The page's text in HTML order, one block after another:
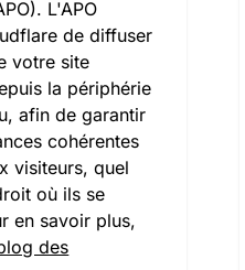
L'APO
de diffuser
votre site
la périphérie
afin de garantir
cohérentes
visiteurs, quel
où ils se
en savoir plus,
des